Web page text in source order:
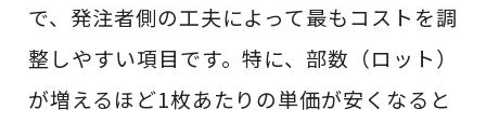
で、発注者側の工夫によって最もコストを調
整しやすい項目です。特に、部数（ロット）
が増えるほど1枚あたりの単価が安くなると